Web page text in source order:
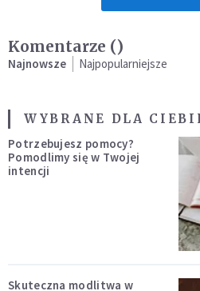
Komentarze ()
Najnowsze Najpopularniejsze
WYBRANE DLA
Potrzebujesz pomocy?
Pomodlimy się w Twojej
intencji
Skuteczna modlitwa w